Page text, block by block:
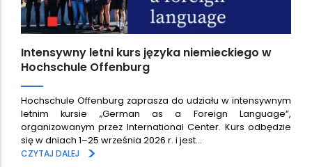
Intensywny letni kurs języka niemieckiego w
Hochschule Offenburg
Hochschule Offenburg zaprasza do udziału w intensywnym
letnim kursie „German as a Foreign Language”,
organizowanym przez International Center. Kurs odbędzie
się w dniach 1–25 września 2026 r. i jest…
CZYTAJ DALEJ
>